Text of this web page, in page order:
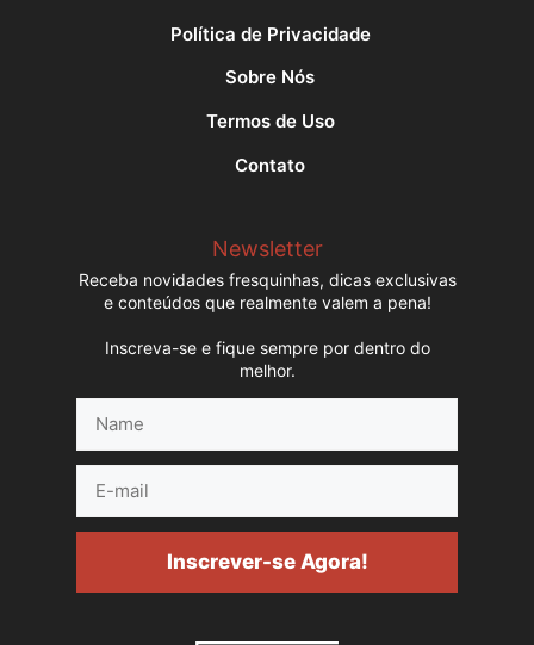
Política de Privacidade
Sobre Nós
Termos de Uso
Contato
Newsletter
Receba novidades fresquinhas, dicas exclusivas
e conteúdos que realmente valem a pena!
Inscreva-se e fique sempre por dentro do
melhor.
mail
Inscrever-se Agora!